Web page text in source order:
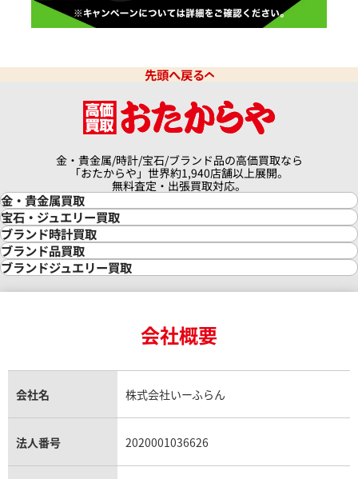
先頭へ戻る
金・貴金属/時計/宝石/ブランド品の高価買取なら
「おたからや」世界約1,940店舗以上展開。
無料査定・出張買取対応。
金・貴金属買取
金買取
金の相場価格情報
金の参考買取価格一覧
インゴット買取
インゴットの相場価格情報
24金買取
金貨買取
貴金属買取
銀・シルバー買取
パラジウム買取
宝石・ジュエリー買取
宝石・ジュエリー買取
ダイヤモンド買取
ダイヤモンド・宝石の参考価格一覧
リング・結婚指輪買取
エメラルド買取
トパーズ買取
タンザナイト買取
キャッツアイ買取
ブランド時計買取
時計買取
ロレックス買取
ロレックス デイトナ買取
ロレックス サブマリーナー買取
ロレックス エクスプローラー買取
ロレックス デイトジャスト買取
パテック フィリップノーチラス買取
ヴァシュロン・コンスタンタン買取
ブランド品買取
ブランド買取
シャネル マトラッセ買取
セリーヌ買取
ブランドジュエリー買取
ヴァンクリーフ＆アーペル買取
ショーメ買取
ダミアーニ買取
会社概要
会社名 株式会社いーふらん
法人番号 2020001036626